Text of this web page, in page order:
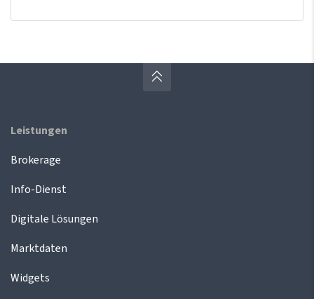
Leistungen
Brokerage
Info-Dienst
Digitale Lösungen
Marktdaten
Widgets